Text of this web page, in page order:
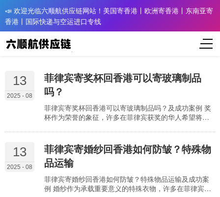
📣 欢迎光临六顺航供应链网站！美国寄香港丨欧洲寄香港丨东南亚寄
香港丨国际快递与空运进口专线
13
2025 - 08
菲律宾寄奖杯回香港可以寄玻璃制品
吗？
菲律宾寄奖杯回香港可以寄玻璃制品吗？及成功案例 奖
杯作为荣誉的象征，许多在菲律宾获奖的华人希望将其
奖杯、玻璃刻字奖杯）是否允许运输、如何确保完好抵
达，是用户普遍关心的问题。实际上，玻璃制品奖杯可
以从菲律宾寄往香港，但因属于易碎品，需符合物流运
输的防损要求和香港海关的基本规定。了解玻璃奖杯的
到家。 …
13
2025 - 08
菲律宾寄婚纱回香港如何防皱？特殊物
品运输
菲律宾寄婚纱回香港如何防皱？特殊物品运输及成功案
例 婚纱作为承载重要意义的特殊衣物，许多在菲律宾的